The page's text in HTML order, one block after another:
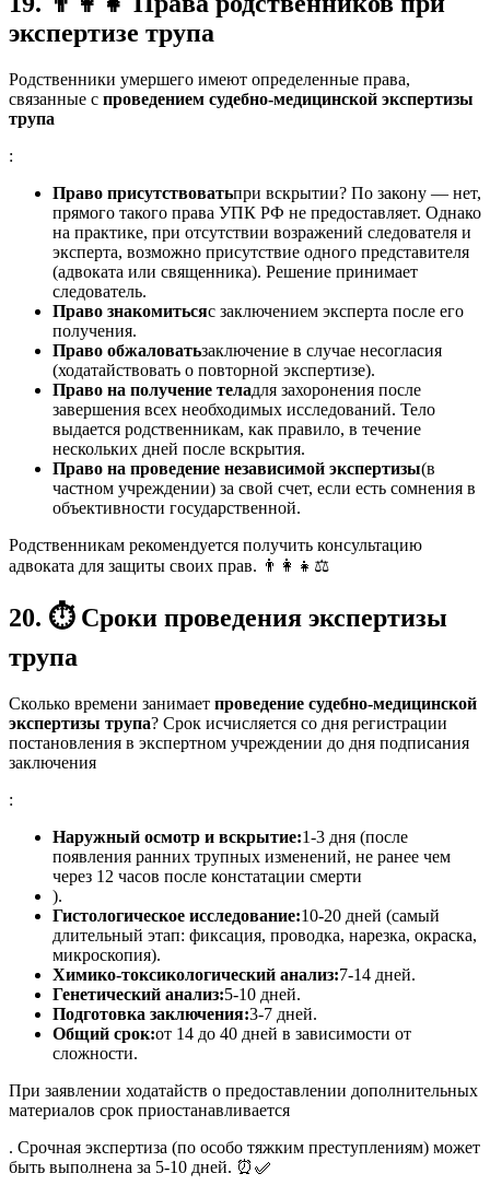
экспертизе трупа
Родственники умершего имеют определенные права,
связанные с проведением судебно-медицинской экспертизы
трупа
:
Право присутствоватьпри вскрытии? По закону — нет,
прямого такого права УПК РФ не предоставляет. Однако
на практике, при отсутствии возражений следователя и
эксперта, возможно присутствие одного представителя
(адвоката или священника). Решение принимает
следователь.
Право знакомитьсяс заключением эксперта после его
получения.
Право обжаловатьзаключение в случае несогласия
(ходатайствовать о повторной экспертизе).
Право на получение теладля захоронения после
завершения всех необходимых исследований. Тело
выдается родственникам, как правило, в течение
нескольких дней после вскрытия.
Право на проведение независимой экспертизы(в
частном учреждении) за свой счет, если есть сомнения в
объективности государственной.
Родственникам рекомендуется получить консультацию
адвоката для защиты своих прав. 👨‍👩‍👧⚖️
20. ⏱️Сроки проведения экспертизы
трупа
Сколько времени занимает проведение судебно-медицинской
экспертизы трупа? Срок исчисляется со дня регистрации
постановления в экспертном учреждении до дня подписания
заключения
:
Наружный осмотр и вскрытие:1-3 дня (после
появления ранних трупных изменений, не ранее чем
через 12 часов после констатации смерти
).
Гистологическое исследование:10-20 дней (самый
длительный этап: фиксация, проводка, нарезка, окраска,
микроскопия).
Химико-токсикологический анализ:7-14 дней.
Генетический анализ:5-10 дней.
Подготовка заключения:3-7 дней.
Общий срок:от 14 до 40 дней в зависимости от
сложности.
При заявлении ходатайств о предоставлении дополнительных
материалов срок приостанавливается
. Срочная экспертиза (по особо тяжким преступлениям) может
быть выполнена за 5-10 дней. ⏰✅